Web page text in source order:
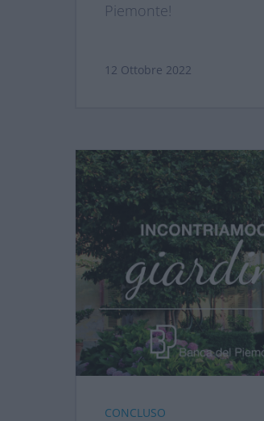
Piemonte!
12 Ottobre 2022
CONCLUSO